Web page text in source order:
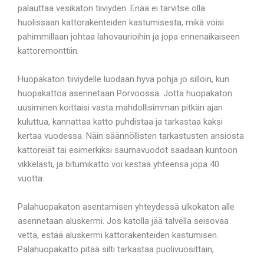
palauttaa vesikaton tiiviyden. Enää ei tarvitse olla
huolissaan kattorakenteiden kastumisesta, mikä voisi
pahimmillaan johtaa lahovaurioihin ja jopa ennenaikaiseen
kattoremonttiin.
Huopakaton tiiviydelle luodaan hyvä pohja jo silloin, kun
huopakattoa asennetaan Porvoossa. Jotta huopakaton
uusiminen koittaisi vasta mahdollisimman pitkän ajan
kuluttua, kannattaa katto puhdistaa ja tarkastaa kaksi
kertaa vuodessa. Näin säännöllisten tarkastusten ansiosta
kattoreiät tai esimerkiksi saumavuodot saadaan kuntoon
vikkelästi, ja bitumikatto voi kestää yhteensä jopa 40
vuotta.
Palahuopakaton asentamisen yhteydessä ulkokaton alle
asennetaan aluskermi. Jos katolla jää talvella seisovaa
vettä, estää aluskermi kattorakenteiden kastumisen.
Palahuopakatto pitää silti tarkastaa puolivuosittain,